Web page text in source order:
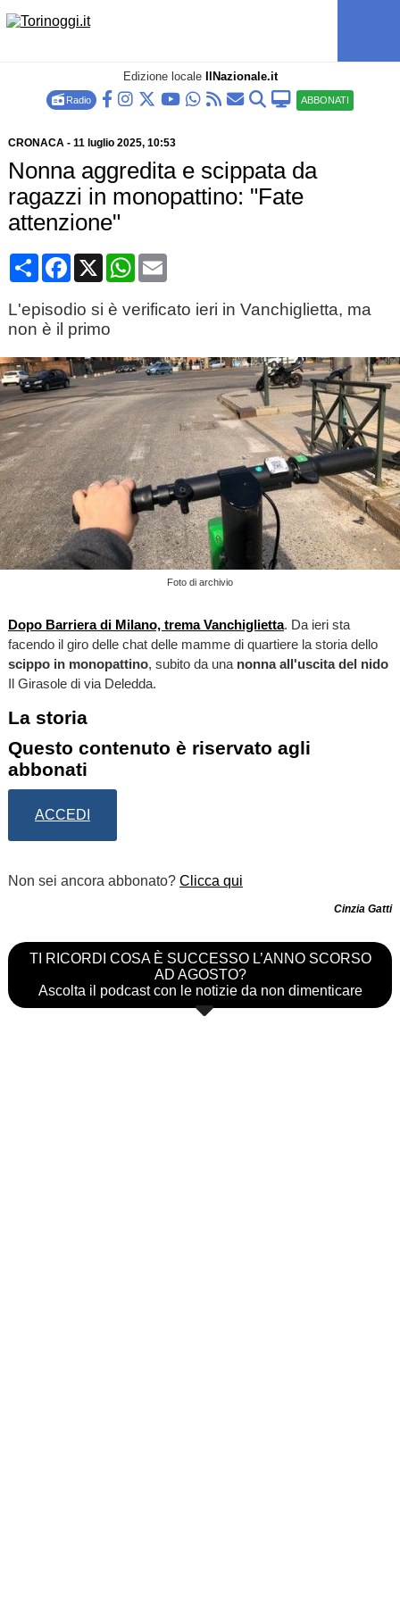
Edizione locale IlNazionale.it
Radio ABBONATI
CRONACA- 11 luglio 2025, 10:53
Nonna aggredita e scippata da
ragazzi in monopattino: "Fate
attenzione"
CondividiFacebook
X WhatsApp
Email
L'episodio si è verificato ieri in Vanchiglietta, ma
non è il primo
Foto di archivio
Dopo Barriera di Milano, trema Vanchiglietta. Da ieri sta
facendo il giro delle chat delle mamme di quartiere la storia dello
scippo in monopattino, subito da unanonna all'uscita del nido
Il Girasole di via Deledda.
La storia
Questo contenuto è riservato agli
abbonati
ACCEDI
Non sei ancora abbonato? Clicca qui
Cinzia Gatti
TI RICORDI COSA È SUCCESSO L’ANNO SCORSO
AD AGOSTO?
Ascolta il podcast con le notizie da non dimenticare